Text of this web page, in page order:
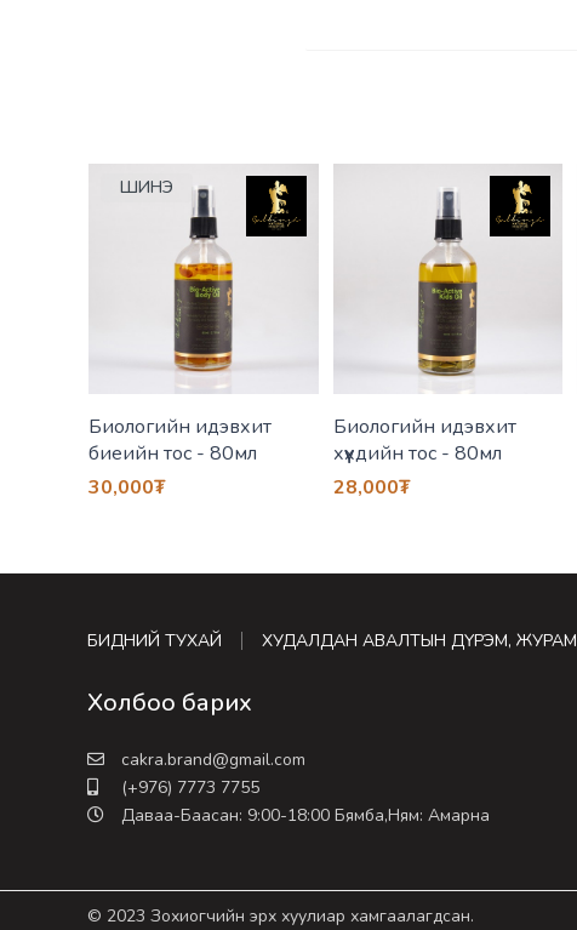
ШИНЭ
Биологийн идэвхит
биеийн тос - 80мл
30,000₮
Биологийн идэвхит
хүүхдийн тос - 80мл
28,000₮
Холбоо барих
cakra.brand@gmail.com
(+976) 7773 7755
Даваа-Баасан: 9:00-18:00 Бямба,Ням: Амарна
БИДНИЙ ТУХАЙ ХУДАЛДАН АВАЛТЫН ДҮРЭМ, ЖУРАМ
© 2023 Зохиогчийн эрх хуулиар хамгаалагдсан.